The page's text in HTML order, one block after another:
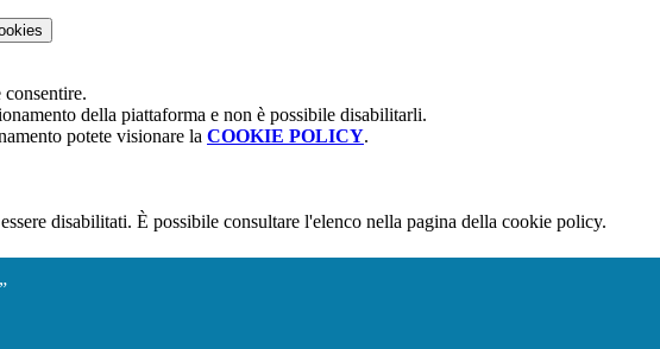
della piattaforma e non è possibile disabilitarli.
potete visionare la COOKIE POLICY.
disabilitati. È possibile consultare l'elenco nella pagina della cookie policy.